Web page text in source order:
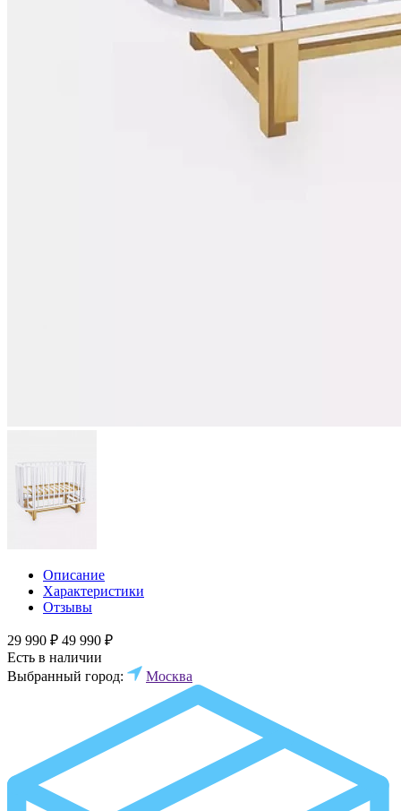
Описание
Характеристики
Отзывы
29 990 ₽ 49 990 ₽
Есть в наличии
Выбранный город:
Москва